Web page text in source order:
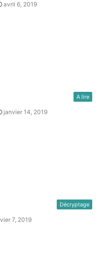
avril 6, 2019
A lire
janvier 14, 2019
Décryptage
7, 2019